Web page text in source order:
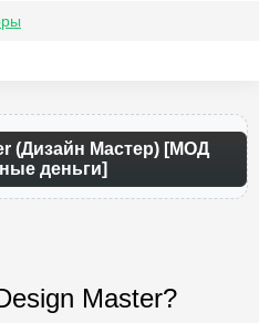
(Дизайн Мастер) [МОД
деньги]
Master?